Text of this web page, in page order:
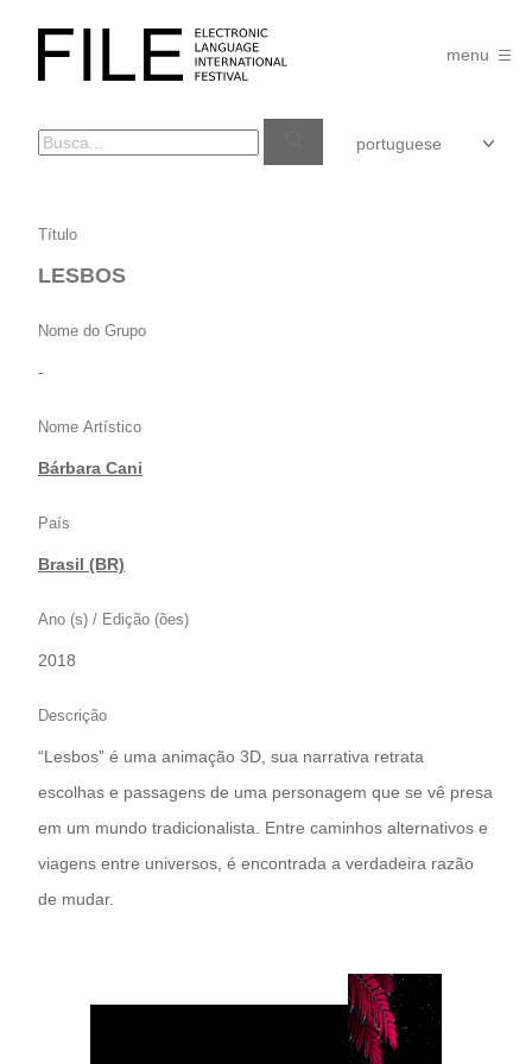
FILE
FESTIVAL
menu
LESBOS
Título
LESBOS
Nome do Grupo
-
Nome Artístico
Bárbara Cani
País
Brasil (BR)
Ano (s) / Edição (ões)
2018
Descrição
“Lesbos” é uma animação 3D, sua narrativa retrata
escolhas e passagens de uma personagem que se vê presa
em um mundo tradicionalista. Entre caminhos alternativos e
viagens entre universos, é encontrada a verdadeira razão
de mudar.